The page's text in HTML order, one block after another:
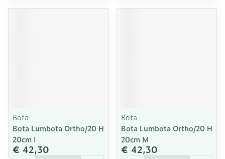
Bota
Bota Lumbota Ortho/20 H
20cm l
€ 42,30
Bota
Bota Lumbota Ortho/20 H
20cm M
€ 42,30